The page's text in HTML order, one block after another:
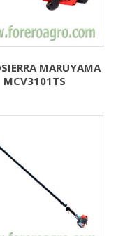
MARUYAMA
MCV3101TS